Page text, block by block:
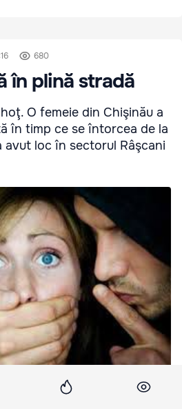
680
în plină stradă
O femeie din Chişinău a
în timp ce se întorcea de la
avut loc în sectorul Râşcani
atacată şi jefuită în timp ce se
tv7.md